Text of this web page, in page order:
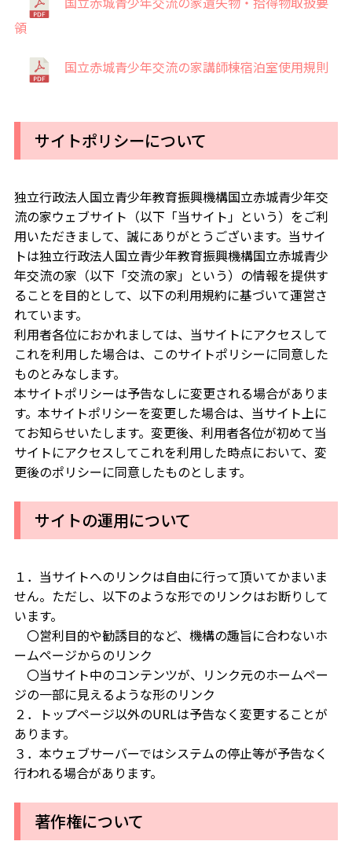
領
国立赤城青少年交流の家講師棟宿泊室使用規則
サイトポリシーについて
独立行政法人国立青少年教育振興機構国立赤城青少年交
流の家ウェブサイト（以下「当サイト」という）をご利
用いただきまして、誠にありがとうございます。当サイ
トは独立行政法人国立青少年教育振興機構国立赤城青少
年交流の家（以下「交流の家」という）の情報を提供す
ることを目的として、以下の利用規約に基づいて運営さ
れています。
利用者各位におかれましては、当サイトにアクセスして
これを利用した場合は、このサイトポリシーに同意した
ものとみなします。
本サイトポリシーは予告なしに変更される場合がありま
す。本サイトポリシーを変更した場合は、当サイト上に
てお知らせいたします。変更後、利用者各位が初めて当
サイトにアクセスしてこれを利用した時点において、変
更後のポリシーに同意したものとします。
サイトの運用について
１．当サイトへのリンクは自由に行って頂いてかまいま
せん。ただし、以下のような形でのリンクはお断りして
います。
〇営利目的や勧誘目的など、機構の趣旨に合わないホ
ームページからのリンク
〇当サイト中のコンテンツが、リンク元のホームペー
ジの一部に見えるような形のリンク
２．トップページ以外のURLは予告なく変更することが
あります。
３．本ウェブサーバーではシステムの停止等が予告なく
行われる場合があります。
著作権について